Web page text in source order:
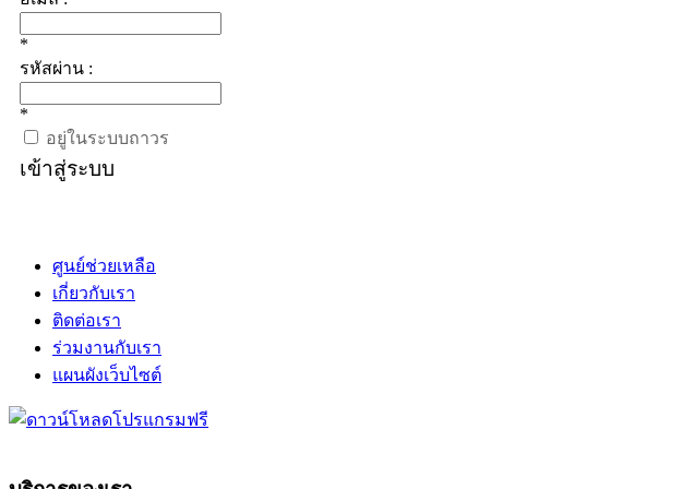
*
รหัสผ่าน :
*
อยู่ในระบบถาวร
เข้าสู่ระบบ
ศูนย์ช่วยเหลือ
เกี่ยวกับเรา
ติดต่อเรา
ร่วมงานกับเรา
แผนผังเว็บไซต์